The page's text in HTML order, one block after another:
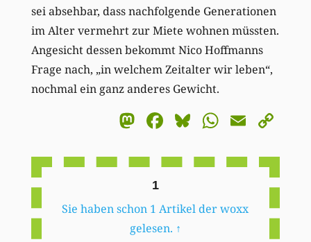
sei absehbar, dass nachfolgende Generationen
im Alter vermehrt zur Miete wohnen müssten.
Angesicht dessen bekommt Nico Hoffmanns
Frage nach, „in welchem Zeitalter wir leben“,
nochmal ein ganz anderes Gewicht.
Mastodon
Facebook
BlueskyEmail
1
Sie haben schon 1 Artikel der woxx
gelesen. ↑